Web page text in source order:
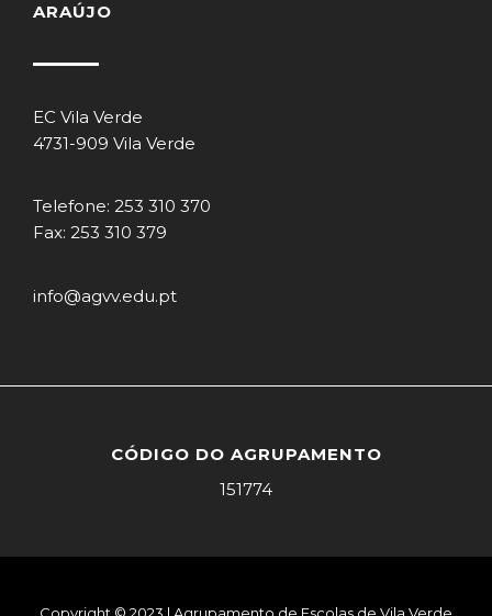
ARAÚJO
EC Vila Verde
4731-909 Vila Verde
Telefone: 253 310 370
Fax: 253 310 379
info@agvv.edu.pt
CÓDIGO DO AGRUPAMENTO
151774